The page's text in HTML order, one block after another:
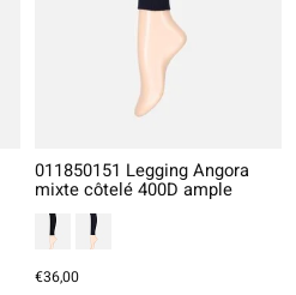
011850151 Legging Angora
mixte côtelé 400D ample
€36,00